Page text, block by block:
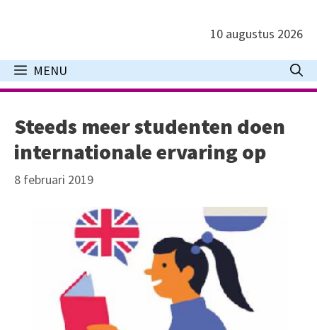
inhoud
10 augustus 2026
MENU
Steeds meer studenten doen
internationale ervaring op
8 februari 2019